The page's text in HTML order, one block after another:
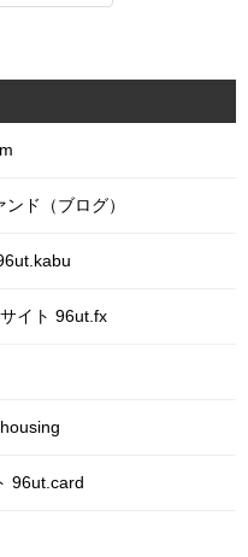
ド（ブログ）
イト 96ut.fx
96ut.card